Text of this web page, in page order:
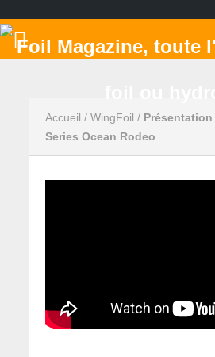
Accueil / WingFoil / Présentation
Series Ocean Rodeo